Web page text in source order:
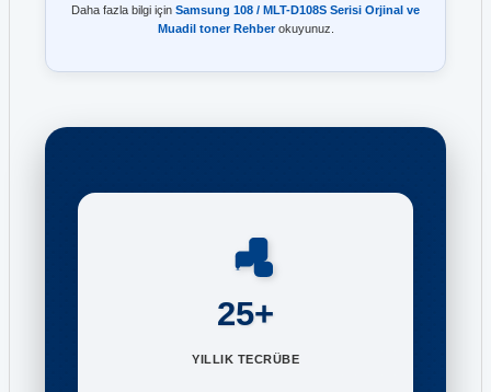
Daha fazla bilgi için Samsung 108 / MLT-D108S Serisi Orjinal ve
Muadil toner Rehberokuyunuz.
25+
YILLIK TECRÜBE